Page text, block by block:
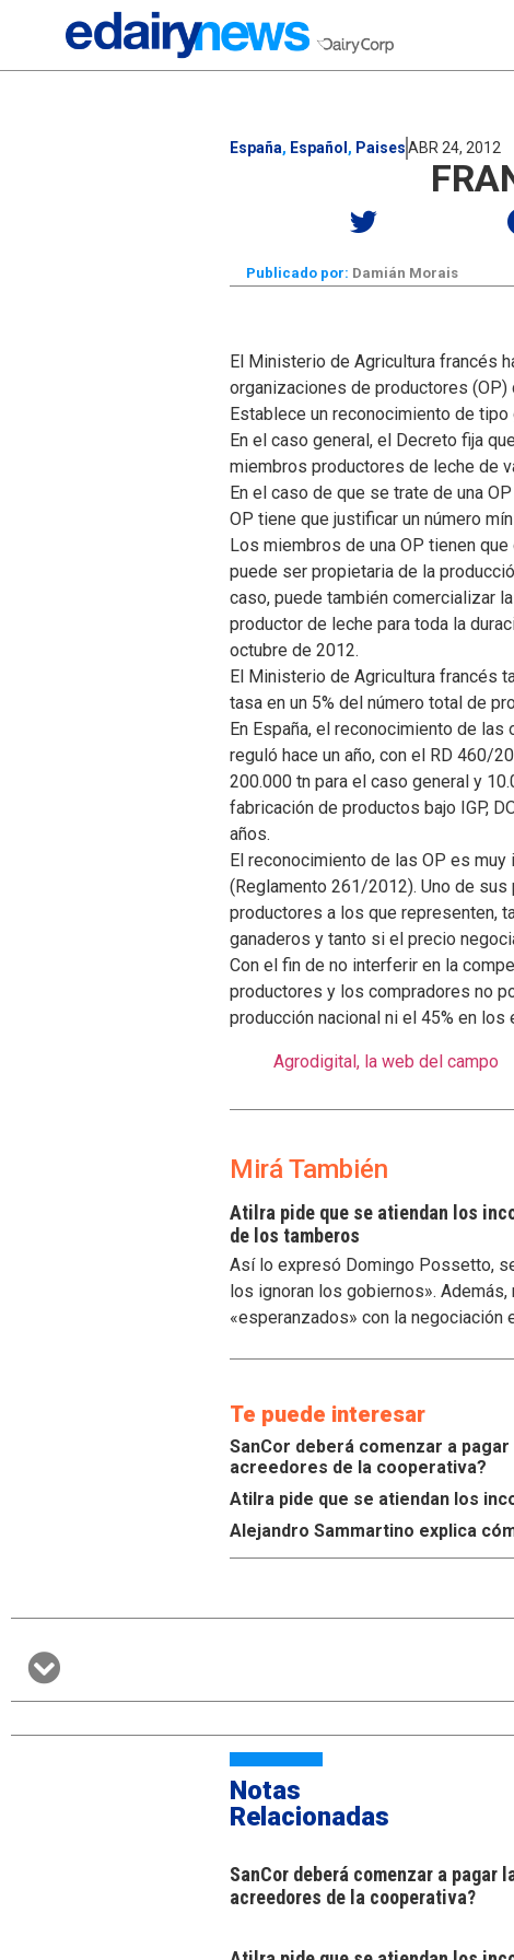
España, Español , PaisesABR 24, 2012
Publicado por: Damián Morais
El Ministerio de Agricultura francés
organizaciones de productores
Establece un reconocimiento de
En el caso general, el Decreto fija
miembros productores de leche de
En el caso de que se trate de una
OP tiene que justificar un número
Los miembros de una OP tienen
puede ser propietaria de la
caso, puede también comercializar
productor de leche para toda la
octubre de 2012.
El Ministerio de Agricultura francés
tasa en un 5% del número total de
En España, el reconocimiento de
reguló hace un año, con el RD 460/
200.000 tn para el caso general y
fabricación de productos bajo IGP,
años.
El reconocimiento de las OP es
(Reglamento 261/2012). Uno de
productores a los que representen,
ganaderos y tanto si el precio
Con el fin de no interferir en la
productores y los compradores no
producción nacional ni el 45% en
Agrodigital, la web del campo
Mirá También
Atilra pide que se atiendan los
de los tamberos
Así lo expresó Domingo Possetto,
los ignoran los gobiernos».
«esperanzados» con la negociación
Te puede interesar
SanCor deberá comenzar a
acreedores de la cooperativa?
Atilra pide que se atiendan los
Alejandro Sammartino explica
Notas
Relacionadas
SanCor deberá comenzar a pagar
acreedores de la cooperativa?